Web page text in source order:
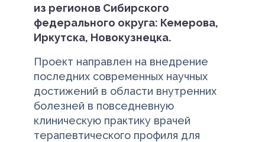
из регионов Сибирского
федерального округа: Кемерова,
Иркутска, Новокузнецка.
Проект направлен на внедрение
последних современных научных
достижений в области внутренних
болезней в повседневную
клиническую практику врачей
терапевтического профиля для